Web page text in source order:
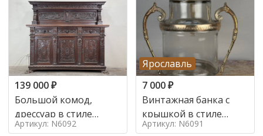
139 000₽
Большой комод,
дрессуар в стиле
ренессанс,
Артикул: N6092
Ярославль
7 000₽
Винтажная банка с
крышкой в стиле
Италия,
Артикул: N6091